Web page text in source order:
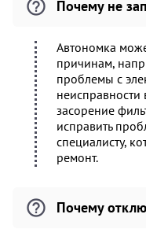
Почему не
Автономка
причинам,
проблемы с
неисправности
засорение
исправить
специалисту,
ремонт.
Почему